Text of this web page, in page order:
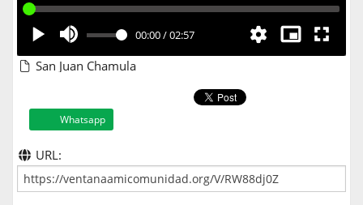
00:00/02:57
San Juan Chamula
Whatsapp
URL: